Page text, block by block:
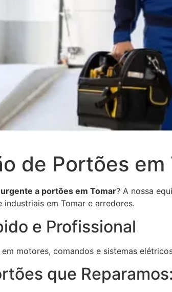
de Portões em
a portões em Tomar? A nossa
industriais em Tomar e arredores.
e Profissional
motores, comandos e sistemas
que Reparamos: